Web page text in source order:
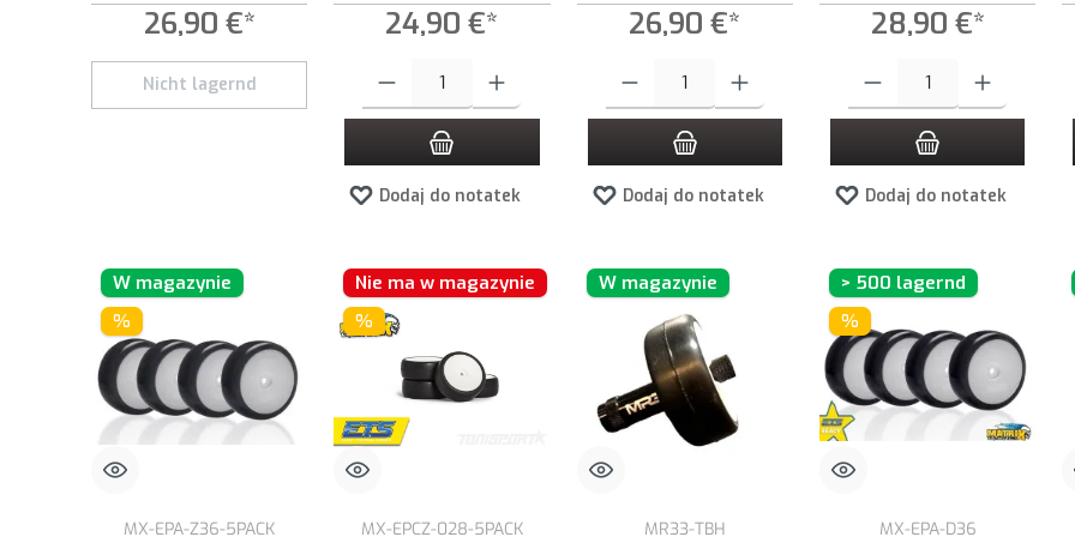
glued (4)
26,90 €*
Nicht lagernd
24,90 €*
Dodaj do notatek
26,90 €*
Dodaj do notatek
28,90 €*
Dodaj do notatek
W magazynie
%
MX-EPA-Z36-5PACK
Nie ma w magazynie
%
MX-EPCZ-028-5PACK
W magazynie
MR33-TBH
> 500 lagernd
%
MX-EPA-D36